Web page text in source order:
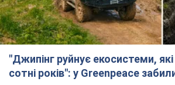
"Джипінг руйнує екосистеми,
сотні років": у Greenpeace